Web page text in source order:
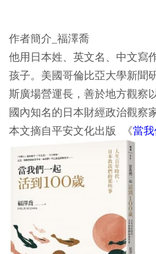
作者簡介_福澤喬
他用日本姓、英文名、中文寫
孩子。美國哥倫比亞大學新聞
斯廣場營運長，善於地方觀察
國內知名的日本財經政治觀察家
本文摘自平安文化出版 《當